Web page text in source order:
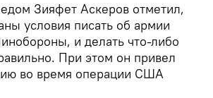
Зияфет Аскеров отметил,
условия писать об армии
и делать что-либо
При этом он привел
во время операции США